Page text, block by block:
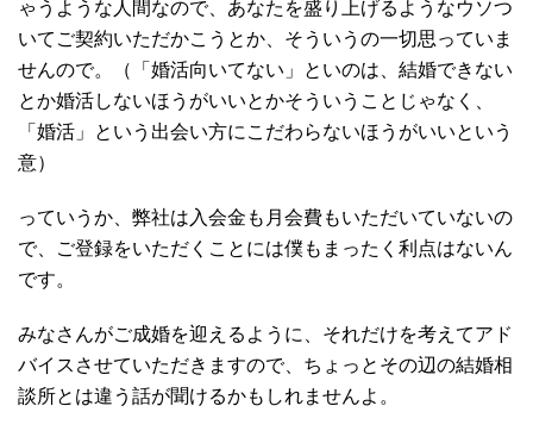
ゃうような人間なので、あなたを盛り上げるようなウソつ
いてご契約いただかこうとか、そういうの一切思っていま
せんので。（「婚活向いてない」といのは、結婚できない
とか婚活しないほうがいいとかそういうことじゃなく、
「婚活」という出会い方にこだわらないほうがいいという
意）
っていうか、弊社は入会金も月会費もいただいていないの
で、ご登録をいただくことには僕もまったく利点はないん
です。
みなさんがご成婚を迎えるように、それだけを考えてアド
バイスさせていただきますので、ちょっとその辺の結婚相
談所とは違う話が聞けるかもしれませんよ。